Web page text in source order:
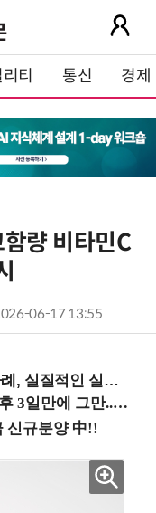
티 통신 경제
량 비타민C
06-17 13:55
을 공유 (9/18 양재역)